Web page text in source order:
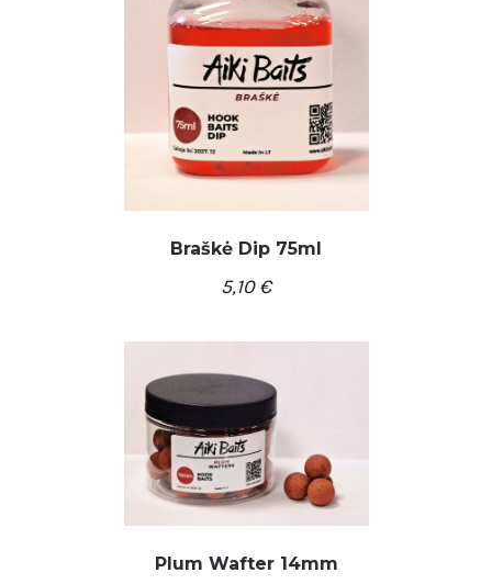
Į KREPŠELĮ /
Braškė Dip 75ml
5,10€
Plum Wafter 14mm